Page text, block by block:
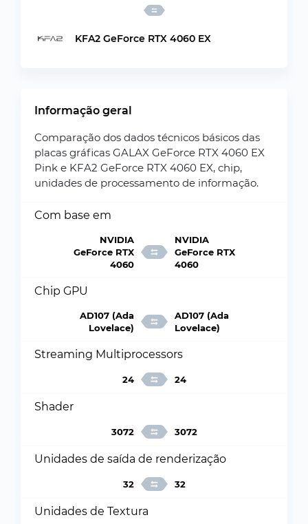
KFA2 GeForce RTX 4060 EX
Informação geral
Comparação dos dados técnicos básicos das
placas gráficas GALAX GeForce RTX 4060 EX
Pink e KFA2 GeForce RTX 4060 EX, chip,
unidades de processamento de informação.
Com base em
NVIDIA
GeForce RTX
4060
NVIDIA
GeForce RTX
4060
Chip GPU
AD107 (Ada
Lovelace)
AD107 (Ada
Lovelace)
Streaming Multiprocessors
24 24
Shader
3072 3072
Unidades de saída de renderização
32 32
Unidades de Textura